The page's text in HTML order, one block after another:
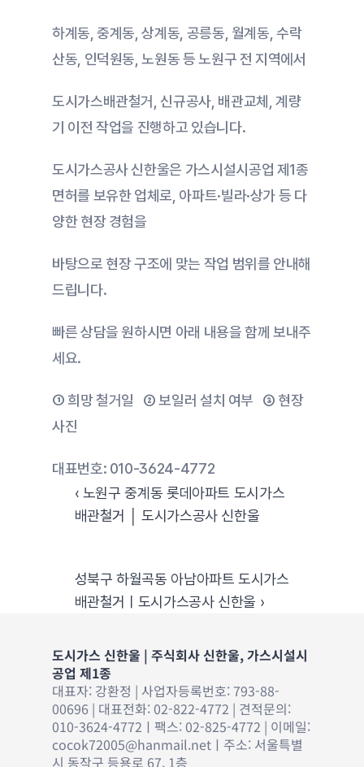
하계동, 중계동, 상계동, 공릉동, 월계동, 수락
산동, 인덕원동, 노원동 등 노원구 전 지역에서
도시가스배관철거, 신규공사, 배관교체, 계량
기 이전 작업을 진행하고 있습니다.
도시가스공사 신한울은 가스시설시공업 제1종
면허를 보유한 업체로, 아파트·빌라·상가 등 다
양한 현장 경험을
바탕으로 현장 구조에 맞는 작업 범위를 안내해
드립니다.
빠른 상담을 원하시면 아래 내용을 함께 보내주
세요.
① 희망 철거일   ② 보일러 설치 여부   ③ 현장
사진
대표번호: 010-3624-4772
‹ 노원구 중계동 롯데아파트 도시가스
배관철거 │ 도시가스공사 신한울
성북구 하월곡동 아남아파트 도시가스
배관철거ㅣ도시가스공사 신한울 ›
도시가스 신한울 | 주식회사 신한울, 가스시설시
공업 제1종
대표자: 강환정 | 사업자등록번호: 793-88-
00696 | 대표전화: 02-822-4772 | 견적문의:
cocok72005@hanmail.net ㅣ주소: 서울특별
시 동작구 등용로 67, 1층